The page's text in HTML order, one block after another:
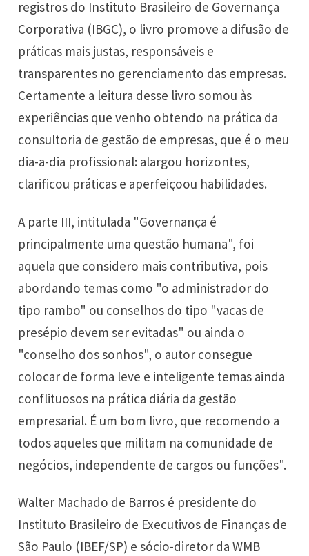
registros do Instituto Brasileiro de Governança
Corporativa (IBGC), o livro promove a difusão de
práticas mais justas, responsáveis e
transparentes no gerenciamento das empresas.
Certamente a leitura desse livro somou às
experiências que venho obtendo na prática da
consultoria de gestão de empresas, que é o meu
dia-a-dia profissional: alargou horizontes,
clarificou práticas e aperfeiçoou habilidades.
A parte III, intitulada "Governança é
principalmente uma questão humana", foi
aquela que considero mais contributiva, pois
abordando temas como "o administrador do
tipo rambo" ou conselhos do tipo "vacas de
presépio devem ser evitadas" ou ainda o
"conselho dos sonhos", o autor consegue
colocar de forma leve e inteligente temas ainda
conflituosos na prática diária da gestão
empresarial. É um bom livro, que recomendo a
todos aqueles que militam na comunidade de
negócios, independente de cargos ou funções".
Walter Machado de Barros é presidente do
Instituto Brasileiro de Executivos de Finanças de
São Paulo (IBEF/SP) e sócio-diretor da WMB